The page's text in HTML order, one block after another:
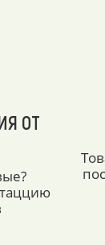
ОТ